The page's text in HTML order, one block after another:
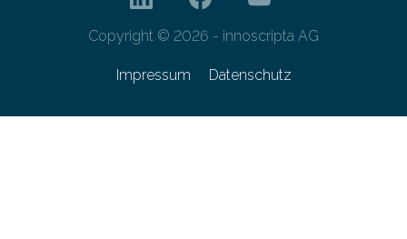
Copyright © 2026 - innoscripta AG
Impressum Datenschutz